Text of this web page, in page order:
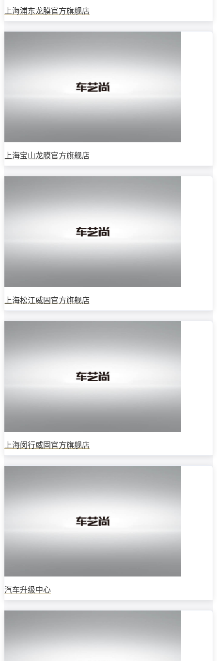
上海浦东龙膜官方旗舰店
上海宝山龙膜官方旗舰店
上海松江威固官方旗舰店
上海闵行威固官方旗舰店
汽车升级中心